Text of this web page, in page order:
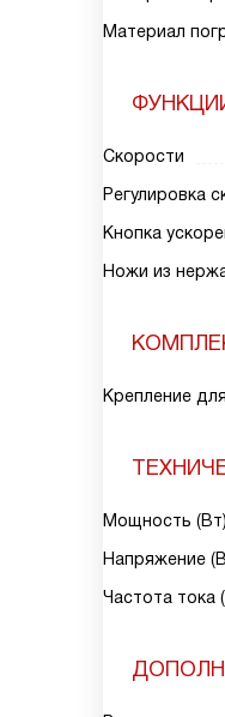
Материал
Скорости
Регулировка
Кнопка
Ножи из
Крепление
Мощность (Вт)
Напряжение
Частота тока